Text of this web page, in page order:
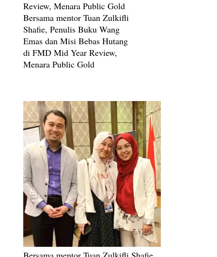
Bersama mentor Tuan Zulkifli
Shafie, Penulis Buku Wang
Emas dan Misi Bebas Hutang
di FMD Mid Year Review,
Menara Public Gold